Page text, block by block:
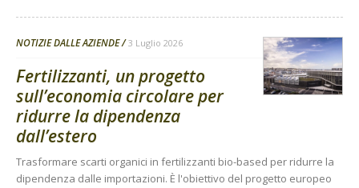
NOTIZIE DALLE AZIENDE 3 Luglio 2026
Fertilizzanti, un progetto
sull’economia circolare per
ridurre la dipendenza
dall’estero
Trasformare scarti organici in fertilizzanti bio-based per ridurre la
dipendenza dalle importazioni. È l'obiettivo del progetto europeo